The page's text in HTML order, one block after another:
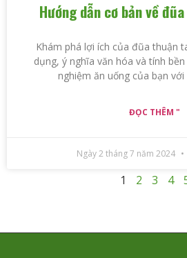
Hướng dẫn cơ bản về
Khám phá lợi ích của đũa thuận
dụng, ý nghĩa văn hóa và tính
nghiệm ăn uống của bạn với
ĐỌC THÊM "
Ngày 2 tháng 7 năm 2024
1 2 3 4